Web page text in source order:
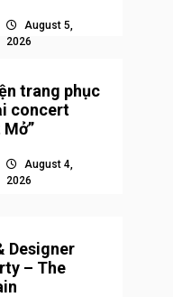
August 5,
2026
trang phục
concert
August 4,
2026
Designer
– The